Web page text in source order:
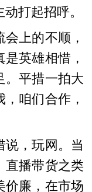
打起招呼。
上的不顺，
英雄相惜，
。平措一拍大
咱们合作，
，玩网。当
直播带货之类
价廉，在市场